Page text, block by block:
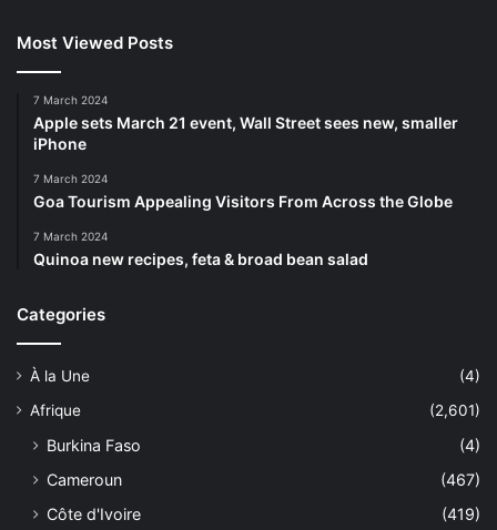
Most Viewed Posts
7 March 2024
Apple sets March 21 event, Wall Street sees new, smaller
iPhone
7 March 2024
Goa Tourism Appealing Visitors From Across the Globe
7 March 2024
Quinoa new recipes, feta & broad bean salad
Categories
À la Une
(4)
Afrique
(2,601)
Burkina Faso
(4)
Cameroun
(467)
Côte d'Ivoire
(419)